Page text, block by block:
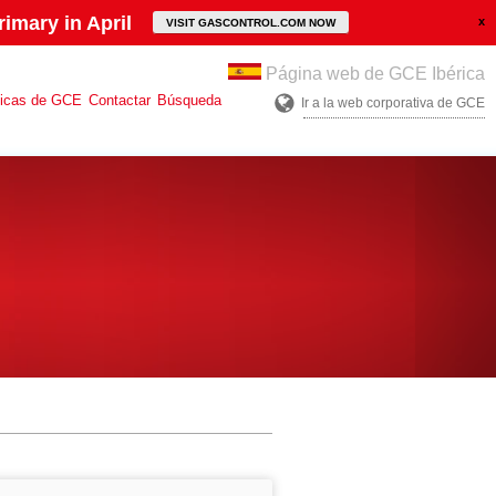
in April VISIT GASCONTROL.COM NOW
de GCE Contactar Búsqueda
Página web de GCE Ibérica
Ir a la web corporativa de GCE